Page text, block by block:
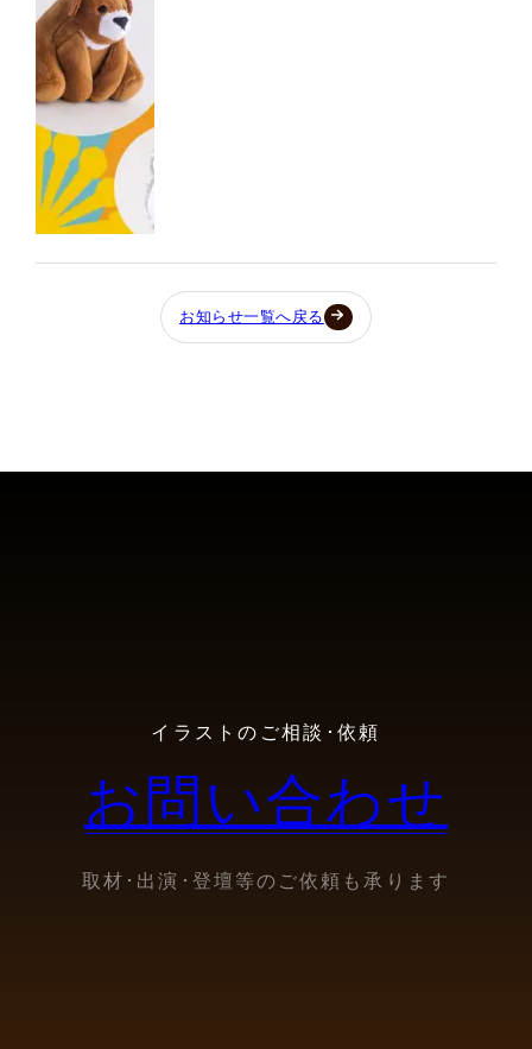
お知らせ一覧へ戻る
イラストのご相談･依頼
お問い合わせ
取材･出演･登壇等のご依頼も承ります